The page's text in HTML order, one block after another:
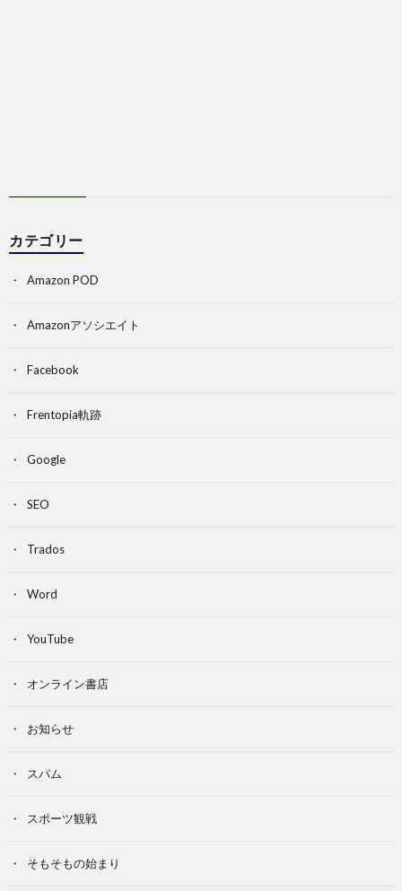
カテゴリー
Amazon POD
Amazonアソシエイト
Facebook
Frentopia軌跡
Google
SEO
Trados
Word
YouTube
オンライン書店
お知らせ
スパム
スポーツ観戦
そもそもの始まり